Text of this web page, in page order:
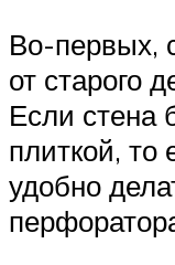
Во-первых,
от старого
Если стена
плиткой, то
удобно